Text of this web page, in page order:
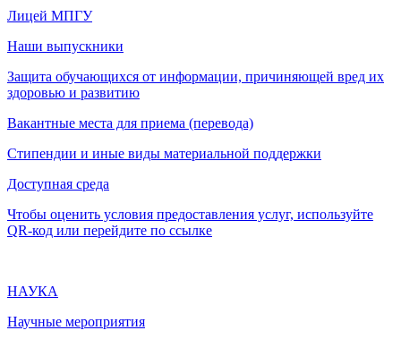
Лицей МПГУ
Наши выпускники
Защита обучающихся от информации, причиняющей вред их
здоровью и развитию
Вакантные места для приема (перевода)
Стипендии и иные виды материальной поддержки
Доступная среда
Чтобы оценить условия предоставления услуг, используйте
QR-код или перейдите по ссылке
НАУКА
Научные мероприятия